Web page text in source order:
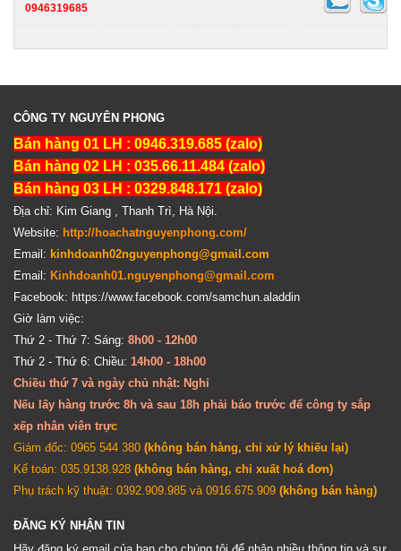
0946319685
CÔNG TY NGUYÊN PHONG
Bán hàng 01 LH : 0946.319.685 (zalo)
Bán hàng 02 LH : 035.66.11.484 (zalo)
Bán hàng 03 LH : 0329.848.171 (zalo)
Địa chỉ: Kim Giang , Thanh Trì, Hà Nội.
Website: http://hoachatnguyenphong.com/
Email: kinhdoanh02nguyenphong@gmail.com
Email: Kinhdoanh01.nguyenphong@gmail.com
Facebook: https://www.facebook.com/samchun.aladdin
Giờ làm việc:
Thứ 2 - Thứ 7: Sáng: 8h00 - 12h00
Thứ 2 - Thứ 6: Chiều: 14h00 - 18h00
Chiều thứ 7 và ngày chủ nhật: Nghỉ
Nếu lấy hàng trước 8h và sau 18h phải báo trước để công ty sắp
xếp nhân viên trực
Giám đốc: 0965 544 380 (không bán hàng, chỉ xử lý khiếu lại)
Kế toán: 035.9138.928 (không bán hàng, chỉ xuất hoá đơn)
Phụ trách kỹ thuật: 0392.909.985 và 0916.675.909 (không bán hàng)
ĐĂNG KÝ NHẬN TIN